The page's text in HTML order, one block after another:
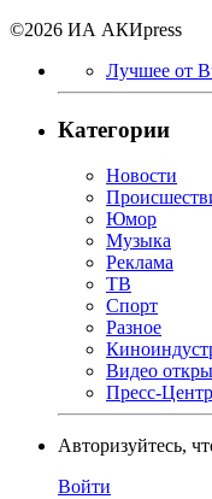
©2026 ИА АКИpress
Лучшее от
Категории
Новости
Юмор
Музыка
Реклама
ТВ
Спорт
Разное
Видео
Пресс-Центр
Авторизуйтесь,
Войти